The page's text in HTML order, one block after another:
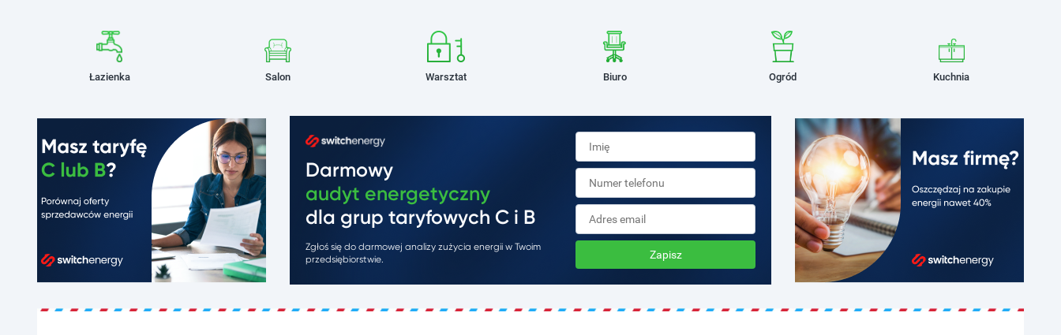
Łazienka Salon Warsztat Biuro Ogród Kuchnia
Darmowy
audyt energetyczny
dla grup taryfowych C i B
Zgłoś się do darmowej analizy zużycia energii w Twoim
przedsiębiorstwie.
Zapisz